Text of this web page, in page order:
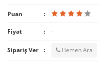
Puan
Fiyat -
Sipariş Ver Hemen Ara